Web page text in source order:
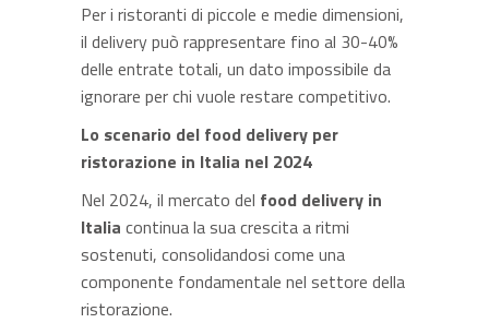
Per i ristoranti di piccole e medie dimensioni,
il delivery può rappresentare fino al 30-40%
delle entrate totali, un dato impossibile da
ignorare per chi vuole restare competitivo.
Lo scenario del food delivery per
ristorazione in Italia nel 2024
Nel 2024, il mercato del food delivery in
Italia continua la sua crescita a ritmi
sostenuti, consolidandosi come una
componente fondamentale nel settore della
ristorazione.